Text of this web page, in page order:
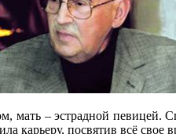
– эстрадной певицей.
карьеру, посвятив всё свое